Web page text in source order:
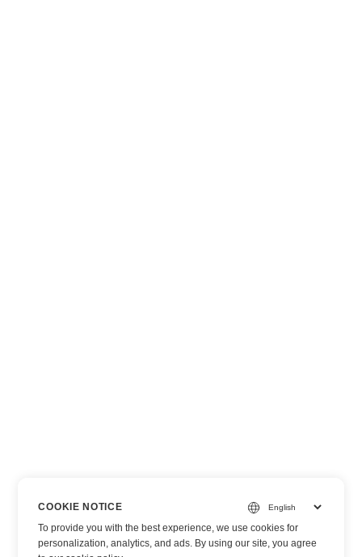
COOKIE NOTICE
To provide you with the best experience, we use cookies for
personalization, analytics, and ads. By using our site, you agree